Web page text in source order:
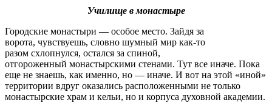
Училище в монастыре
Городские монастыри — особое место. Зайдя за
ворота, чувствуешь, словно шумный мир как-то
разом схлопнулся, остался за спиной,
отгороженный монастырскими стенами. Тут все иначе. Пока
еще не знаешь, как именно, но — иначе. И вот на этой «иной»
территории вдруг оказались расположенными не только
монастырские храм и кельи, но и корпуса духовной академии.